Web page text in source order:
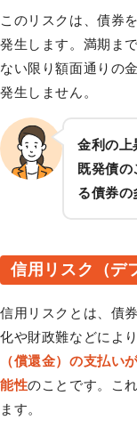
このリスクは、債券
発生します。満期ま
ない限り額面通りの
発生しません。
金利の上
既発債
る債券の
信用リスク（デ
信用リスクとは、債
化や財政難などによ
（償還金）の支払い
能性のことです。こ
ます。